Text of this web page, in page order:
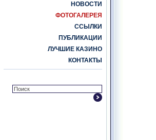
НОВОСТИ
ФОТОГАЛЕРЕЯ
ССЫЛКИ
ПУБЛИКАЦИИ
ЛУЧШИЕ КАЗИНО
КОНТАКТЫ